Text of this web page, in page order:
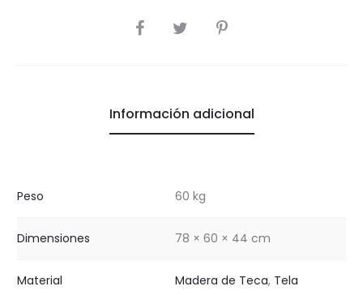
COMPARTIR
Información adicional
Peso 60 kg
Dimensiones 78 × 60 × 44 cm
Material Madera de Teca, Tela